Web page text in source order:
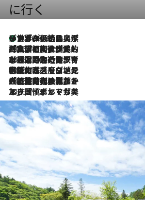
に行く
2026.8.8
リスボンの絶品スイーツ「パステル・デ・ナタ」とは？ポルトガル伝統の奥深い世界へ
2026.7.27
「私の祖国はポルトガル語です」国民的詩人フェルナンド・ペソアと、彼が愛した文学の街を歩く
2026.7.26
ポルトガル近海が育む極上の海の幸。キリリと冷えた白ワインと愉しむ、シーフード専門店の贅沢
2026.7.22
伝統の味をモダンに昇華。高感度な地元客が集う、リスボンの最旬ガストロノミー
2026.7.21
大航海時代の栄華から、震災、独裁、そして革命へ。ポルトガル・首都リスボンの石畳に刻まれた「歴史の光と影」
2026.7.13
エッセイ・ヤマザキマリ「慎ましくも美しき国 ポルトガル」